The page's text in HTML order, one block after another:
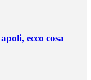
ecco cosa